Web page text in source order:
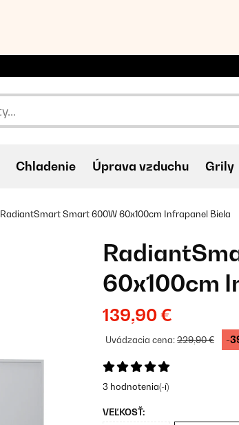
Chladenie Úprava vzduchu Grily
RadiantSmart Smart 600W 60x100cm Infrapanel Biela
60x100cm
139,90 €
Uvádzacia cena:229,90 € -
3 hodnotenia(-í)
VEĽKOSŤ: